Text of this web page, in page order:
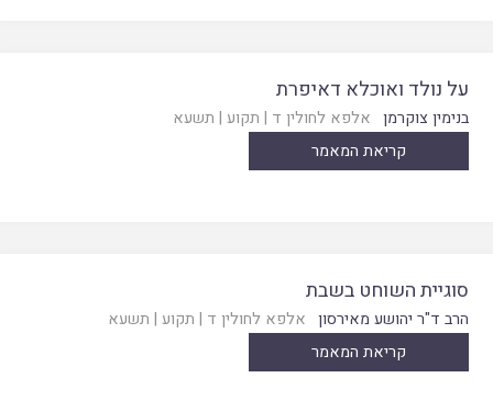
על נולד ואוכלא דאיפרת
בנימין צוקרמן אלפא לחולין ד | תקוע | תשעא
קריאת המאמר
סוגיית השוחט בשבת
הרב ד"ר יהושע מאירסון אלפא לחולין ד | תקוע | תשעא
קריאת המאמר